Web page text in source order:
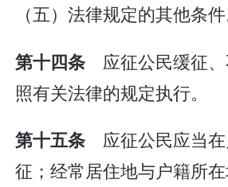
（五）法律规定的其他条件
第十四条 应征公民缓征
照有关法律的规定执行。
第十五条 应征公民应当
征；经常居住地与户籍所